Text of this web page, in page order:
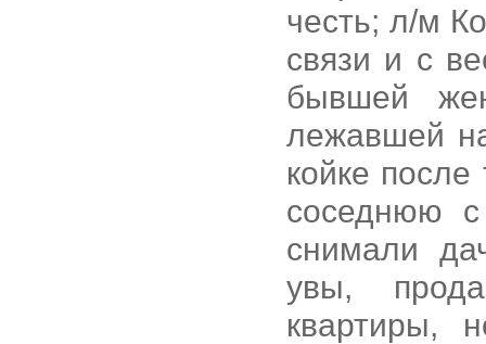
честь; л/м
связи и с
бывшей
лежавшей
койке
соседнюю
снимали
увы,
квартиры,